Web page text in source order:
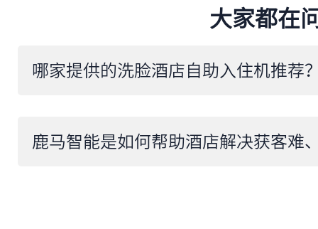
大家都在
哪家提供的洗脸酒店自助入住机推荐